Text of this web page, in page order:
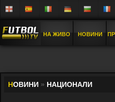
НА ЖИВО НОВИНИ
НОВИНИ » НАЦИОНАЛИ